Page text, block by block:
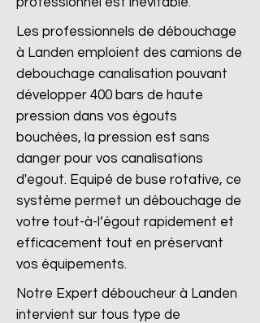
Les professionnels de débouchage
à Landen emploient des camions de
debouchage canalisation pouvant
développer 400 bars de haute
pression dans vos égouts
bouchées, la pression est sans
danger pour vos canalisations
d'egout. Equipé de buse rotative, ce
système permet un débouchage de
votre tout-à-l’égout rapidement et
efficacement tout en préservant
vos équipements.
Notre Expert déboucheur à Landen
intervient sur tous type de